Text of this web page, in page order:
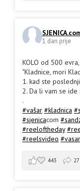
1 dan prije
KOLO od 500
"Kladnice, mori
1. kad ste
2. Da li vam se ide
.
#vašar #kladnica
#sjenicacom
#reeloftheday
#reelsvideo #vasar
443 27